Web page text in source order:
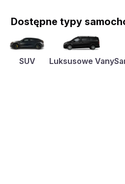
Dostępne typy
SUV Luksusowe Vany